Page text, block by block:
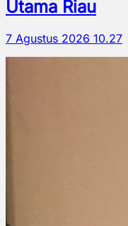
Utama Riau
7 Agustus 2026 10.27